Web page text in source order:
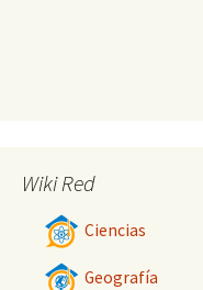
Wiki Red
Ciencias
Geografía